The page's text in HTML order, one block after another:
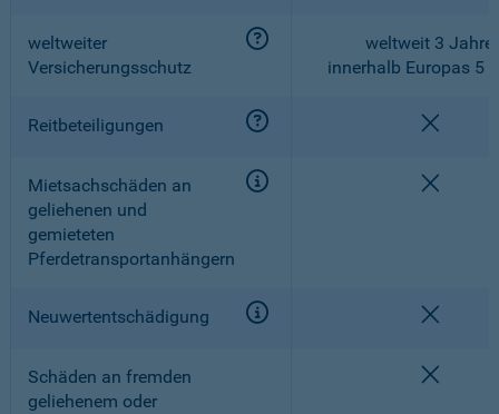
weltweiter
Versicherungsschutz
weltweit 3 Jahre,
innerhalb Europas 5
Reitbeteiligungen
Mietsachschäden an
geliehenen und
gemieteten
Pferdetransportanhängern
Neuwertentschädigung
Schäden an fremden
geliehenem oder